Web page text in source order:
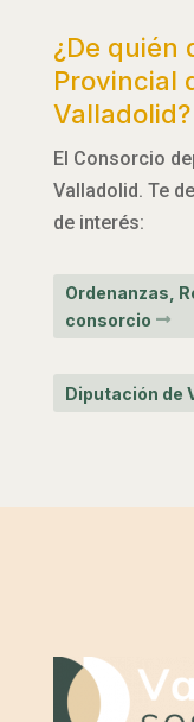
¿De quién
Provincial
Valladolid?
El Consorcio
Valladolid. Te
de interés:
Ordenanzas,
consorcio
Diputación de